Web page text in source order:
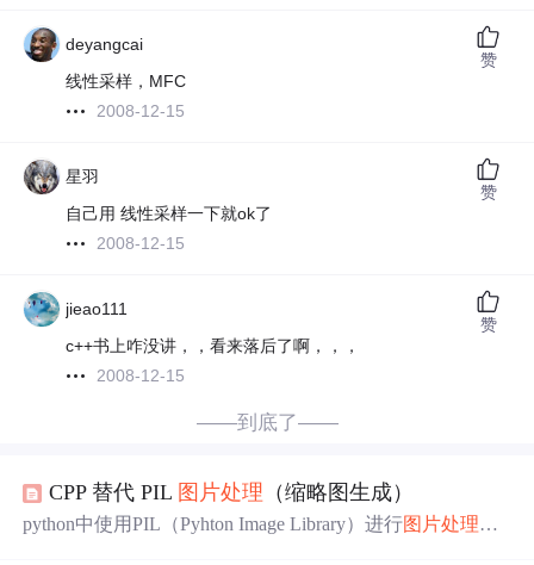
deyangcai
线性采样，MFC
2008-12-15
赞
星羽
自己用 线性采样一下就ok了
2008-12-15
赞
jieao111
c++书上咋没讲，，看来落后了啊，，，
2008-12-15
赞
——到底了——
CPP 替代 PIL 图片处理 （缩略图生成）
python中使用PIL（Pyhton Image Library）进行图片处理，